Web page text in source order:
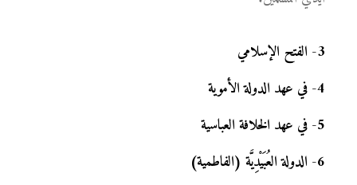
3
- الفتح الإسلامي
4
-في عهد الدولة الأموية
5
-في عهد الخلافة العباسية
6
- الدولة العُبَيْدِيَّة (الفاطمية)